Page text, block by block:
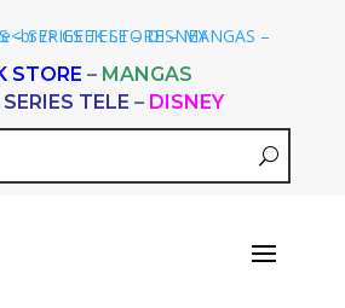
STORE – MANGAS
SERIES TELE – DISNEY